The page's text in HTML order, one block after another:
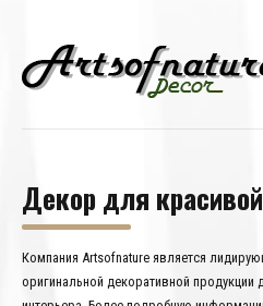
Декор для
Компания Artsofnature является
оригинальной декоративной